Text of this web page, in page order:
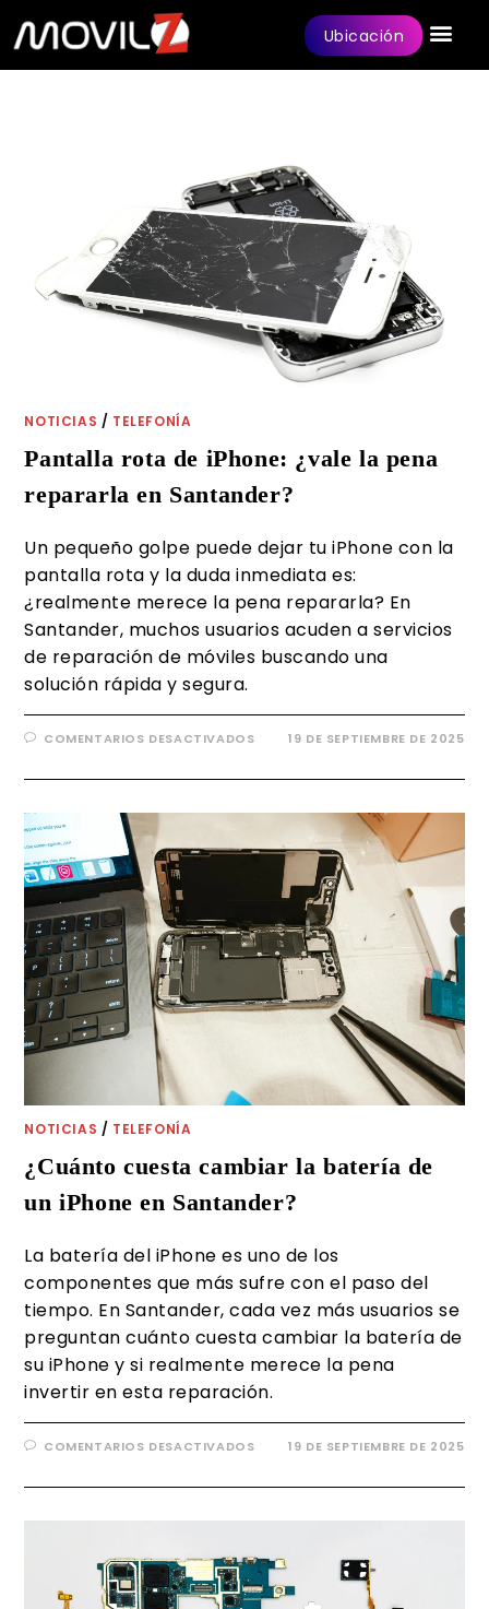
Ubicación
NOTICIAS / TELEFONÍA
Pantalla rota de iPhone: ¿vale la pena
repararla en Santander?
Un pequeño golpe puede dejar tu iPhone con la
pantalla rota y la duda inmediata es:
¿realmente merece la pena repararla? En
Santander, muchos usuarios acuden a servicios
de reparación de móviles buscando una
solución rápida y segura.
COMENTARIOS DESACTIVADOS 19 DE SEPTIEMBRE DE 2025
NOTICIAS / TELEFONÍA
¿Cuánto cuesta cambiar la batería de
un iPhone en Santander?
La batería del iPhone es uno de los
componentes que más sufre con el paso del
tiempo. En Santander, cada vez más usuarios se
preguntan cuánto cuesta cambiar la batería de
su iPhone y si realmente merece la pena
invertir en esta reparación.
COMENTARIOS DESACTIVADOS 19 DE SEPTIEMBRE DE 2025